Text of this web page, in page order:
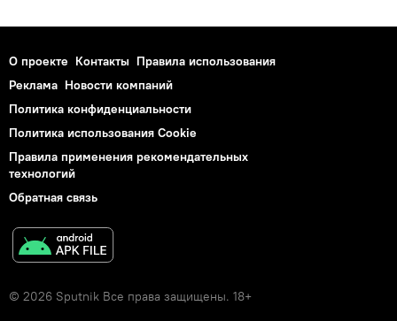
О проекте Контакты Правила использования
Реклама Новости компаний
Политика конфиденциальности
Политика использования Cookie
Правила применения рекомендательных
технологий
Обратная связь
© 2026 Sputnik Все права защищены. 18+